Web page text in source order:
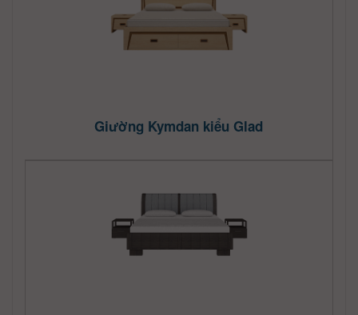
Giường Kymdan kiểu Glad